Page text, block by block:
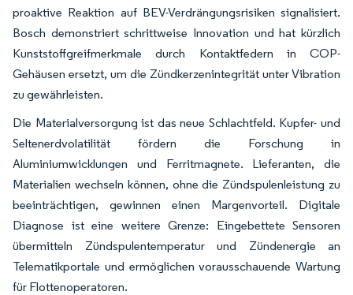
proaktive Reaktion auf BEV-Verdrängungsrisiken signalisiert.
Bosch demonstriert schrittweise Innovation und hat kürzlich
Kunststoffgreifmerkmale durch Kontaktfedern in COP-
Gehäusen ersetzt, um die Zündkerzenintegrität unter Vibration
zu gewährleisten.
Die Materialversorgung ist das neue Schlachtfeld. Kupfer- und
Seltenerdvolatilität fördern die Forschung in
Aluminiumwicklungen und Ferritmagnete. Lieferanten, die
Materialien wechseln können, ohne die Zündspulenleistung zu
beeinträchtigen, gewinnen einen Margenvorteil. Digitale
Diagnose ist eine weitere Grenze: Eingebettete Sensoren
übermitteln Zündspulentemperatur und Zündenergie an
Telematikportale und ermöglichen vorausschauende Wartung
für Flottenoperatoren.